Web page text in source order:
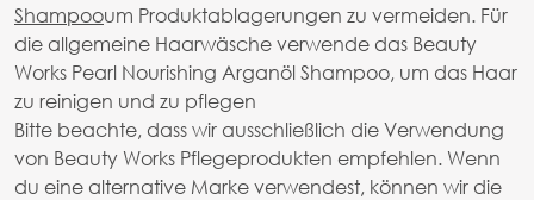
Shampooum Produktablagerungen zu vermeiden. Für
die allgemeine Haarwäsche verwende das Beauty
Works Pearl Nourishing Arganöl Shampoo, um das Haar
zu reinigen und zu pflegen
Bitte beachte, dass wir ausschließlich die Verwendung
von Beauty Works Pflegeprodukten empfehlen. Wenn
du eine alternative Marke verwendest, können wir die